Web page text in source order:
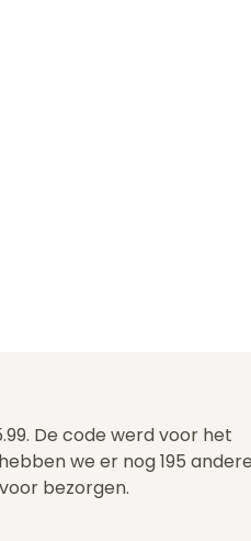
De code werd voor het
we er nog 195 andere
bezorgen.